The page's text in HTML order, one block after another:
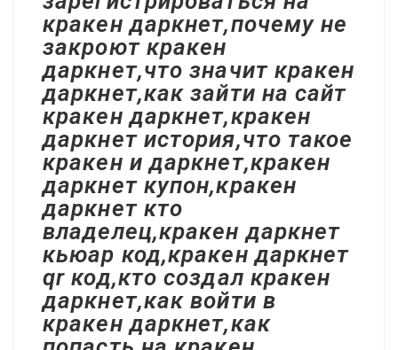
кракен даркнет,почему не
закроют кракен
даркнет,что значит кракен
даркнет,как зайти на сайт
кракен даркнет,кракен
даркнет история,что такое
кракен и даркнет,кракен
даркнет купон,кракен
даркнет кто
владелец,кракен даркнет
кьюар код,кракен даркнет
qr код,кто создал кракен
даркнет,как войти в
кракен даркнет,как